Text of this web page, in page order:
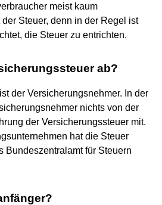
meist kaum
Steuer, denn in der Regel ist
die Steuer zu entrichten.
ab?
der Versicherungsnehmer. In der
nichts von der
der Versicherungssteuer mit.
hat die Steuer
Bundeszentralamt für Steuern